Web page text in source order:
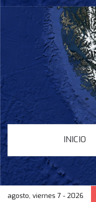
INICIO
agosto, viernes 7 - 2026